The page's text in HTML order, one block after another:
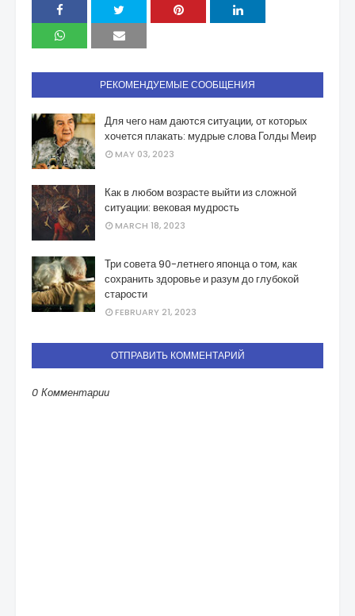
РЕКОМЕНДУЕМЫЕ СООБЩЕНИЯ
Для чего нам даются ситуации, от которых
хочется плакать: мудрые слова Голды Меир
MAY 03, 2023
Как в любом возрасте выйти из сложной
ситуации: вековая мудрость
MARCH 18, 2023
Три совета 90-летнего японца о том, как
сохранить здоровье и разум до глубокой
старости
FEBRUARY 21, 2023
ОТПРАВИТЬ КОММЕНТАРИЙ
0 Комментарии